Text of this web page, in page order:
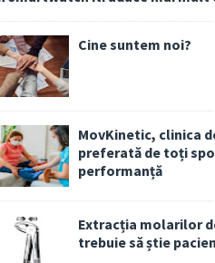
Cine suntem noi?
MovKinetic, clinica
preferată de toți
performanță
Extracția molarilor
trebuie să știe